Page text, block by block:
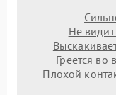
Не
Греется во
Плохой